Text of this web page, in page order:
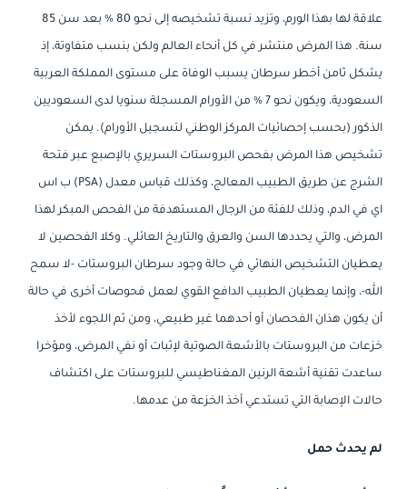
علاقة لها بهذا الورم، وتزيد نسبة تشخيصه إلى نحو 80 % بعد سن 85
سنة. هذا المرض منتشر في كل أنحاء العالم ولكن بنسب متفاوتة، إذ
يشكل ثامن أخطر سرطان يسبب الوفاة على مستوى المملكة العربية
السعودية، ويكون نحو 7 % من الأورام المسجلة سنويا لدى السعوديين
الذكور (بحسب إحصائيات المركز الوطني لتسجيل الأورام). يمكن
تشخيص هذا المرض بفحص البروستات السريري بالإصبع عبر فتحة
الشرج عن طريق الطبيب المعالج، وكذلك قياس معدل (PSA) ب اس
اي في الدم، وذلك للفئة من الرجال المستهدفة من الفحص المبكر لهذا
المرض، والتي يحددها السن والعرق والتاريخ العائلي. وكلا الفحصين لا
يعطيان التشخيص النهائي في حالة وجود سرطان البروستات -لا سمح
الله-، وإنما يعطيان الطبيب الدافع القوي لعمل فحوصات أخرى في حالة
أن يكون هذان الفحصان أو أحدهما غير طبيعي، ومن ثم اللجوء لأخذ
خزعات من البروستات بالأشعة الصوتية لإثبات أو نفي المرض، ومؤخرا
ساعدت تقنية أشعة الرنين المغناطيسي للبروستات على اكتشاف
حالات الإصابة التي تستدعي أخذ الخزعة من عدمها.
لم يحدث حمل